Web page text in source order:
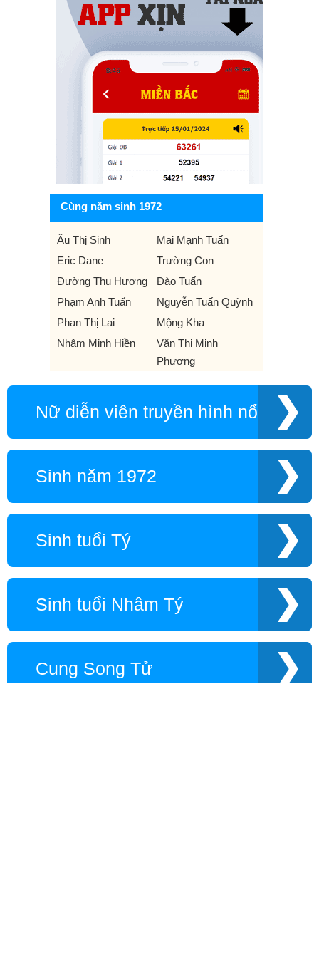
Cùng năm sinh 1972
Âu Thị Sinh
Mai Mạnh Tuấn
Eric Dane
Trường Con
Đường Thu Hương
Đào Tuấn
Phạm Anh Tuấn
Nguyễn Tuấn Quỳnh
Phan Thị Lai
Mộng Kha
Nhâm Minh Hiền
Văn Thị Minh
Phương
Nữ diễn viên truyền hình nổi tiếng
Sinh năm 1972
Sinh tuổi Tý
Sinh tuổi Nhâm Tý
Cung Song Tử